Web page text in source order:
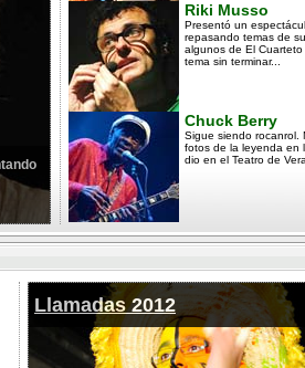
Riki Musso
Presentó un
repasando temas de
algunos de El
tema sin terminar...
Chuck Berry
Sigue siendo rocanrol.
fotos de la leyenda en
dio en el Teatro de
Llamadas 2012